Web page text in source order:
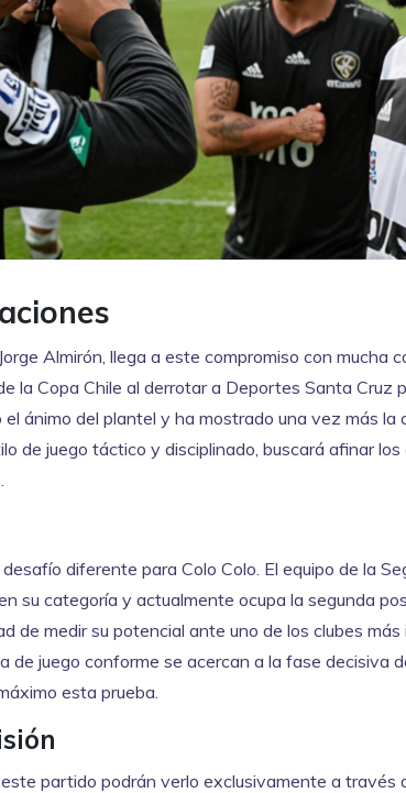
Almirón, llega a este compromiso con mucha
la Copa Chile al derrotar a Deportes Santa Cruz
ánimo del plantel y ha mostrado una vez más la
de juego táctico y disciplinado, buscará afinar
diferente para Colo Colo. El equipo de la
su categoría y actualmente ocupa la segunda
de medir su potencial ante uno de los clubes
de juego conforme se acercan a la fase decisiva
esta prueba.
partido podrán verlo exclusivamente a través